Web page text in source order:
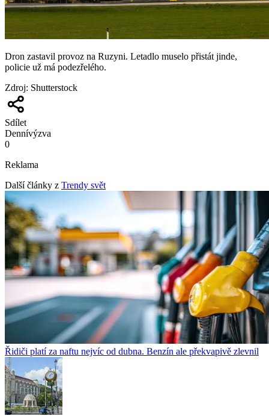
Dron zastavil provoz na Ruzyni. Letadlo muselo přistát jinde,
policie už má podezřelého.
Zdroj: Shutterstock
Sdílet
Dennívýzva
0
Reklama
Další články z Trendy svět
Řidiči platí za naftu nejvíc od dubna. Benzín ale překvapivě zlevnil